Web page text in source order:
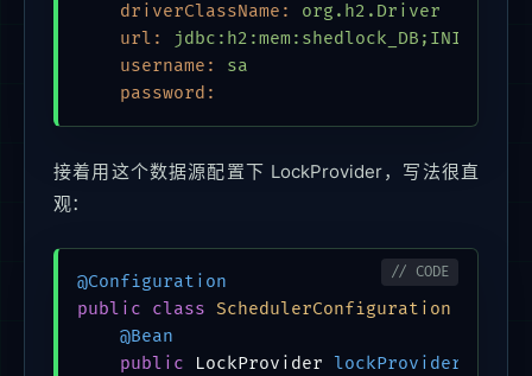
driverClassName:
org.h2.Driver
url:
username:
sa
password:
接着用这个数据源配置下 LockProvider，写法很直
观：
@Configuration
public
class SchedulerConfiguration
@Bean
public LockProvider lockProvider